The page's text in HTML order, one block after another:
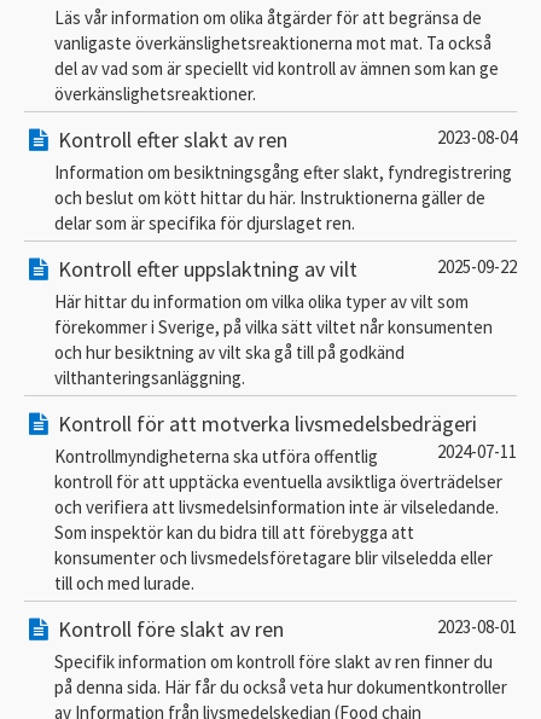
Läs vår information om olika åtgärder för att begränsa de
vanligaste överkänslighetsreaktionerna mot mat. Ta också
del av vad som är speciellt vid kontroll av ämnen som kan ge
överkänslighetsreaktioner.
Kontroll efter slakt av ren
2023-08-04
Information om besiktningsgång efter slakt, fyndregistrering
och beslut om kött hittar du här. Instruktionerna gäller de
delar som är specifika för djurslaget ren.
Kontroll efter uppslaktning av vilt
2025-09-22
Här hittar du information om vilka olika typer av vilt som
förekommer i Sverige, på vilka sätt viltet når konsumenten
och hur besiktning av vilt ska gå till på godkänd
vilthanteringsanläggning.
Kontroll för att motverka livsmedelsbedrägeri
2024-07-11
Kontrollmyndigheterna ska utföra offentlig
kontroll för att upptäcka eventuella avsiktliga överträdelser
och verifiera att livsmedelsinformation inte är vilseledande.
Som inspektör kan du bidra till att förebygga att
konsumenter och livsmedelsföretagare blir vilseledda eller
till och med lurade.
Kontroll före slakt av ren
2023-08-01
Specifik information om kontroll före slakt av ren finner du
på denna sida. Här får du också veta hur dokumentkontroller
av Information från livsmedelskedjan (Food chain